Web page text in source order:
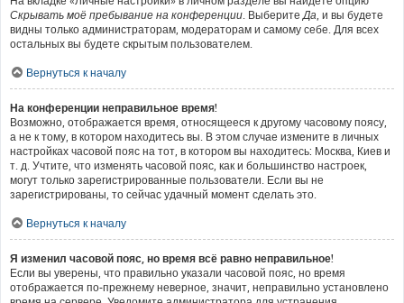
Скрывать моё пребывание на конференции. ВыберитеДа, и вы будете
видны только администраторам, модераторам и самому себе. Для всех
остальных вы будете скрытым пользователем.
Вернуться к началу
На конференции неправильное время!
Возможно, отображается время, относящееся к другому часовому поясу,
а не к тому, в котором находитесь вы. В этом случае измените в личных
настройках часовой пояс на тот, в котором вы находитесь: Москва, Киев и
т. д. Учтите, что изменять часовой пояс, как и большинство настроек,
могут только зарегистрированные пользователи. Если вы не
зарегистрированы, то сейчас удачный момент сделать это.
Вернуться к началу
Я изменил часовой пояс, но время всё равно неправильное!
Если вы уверены, что правильно указали часовой пояс, но время
отображается по-прежнему неверное, значит, неправильно установлено